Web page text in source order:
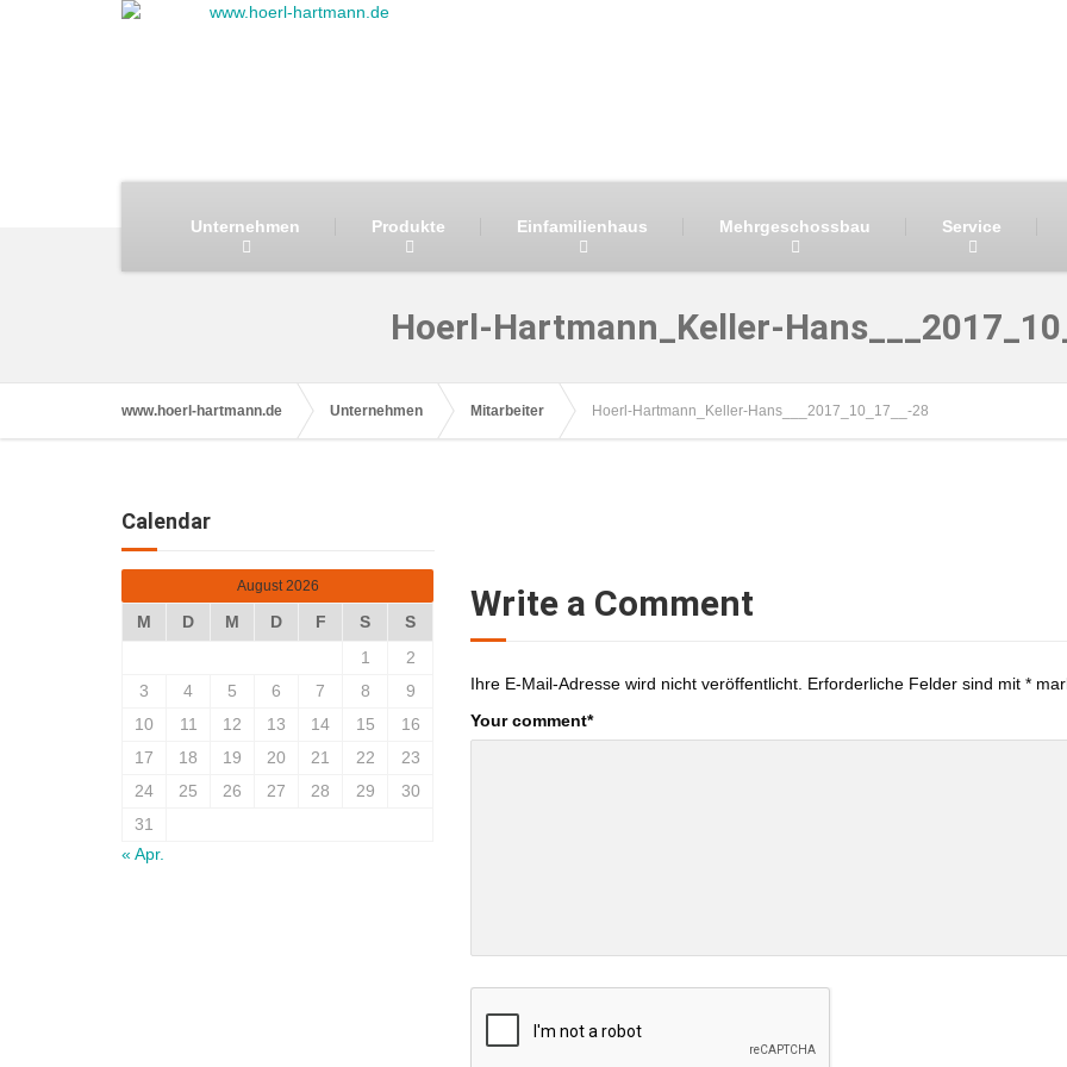
Unternehmen Produkte Einfamilienhaus Mehrgeschossbau Service
Hoerl-Hartmann_Keller-
www.hoerl-hartmann.de Unternehmen Mitarbeiter Hoerl-Hartmann_Keller-Hans___2017_10_17__-28
Write a Comment
Ihre E-Mail-Adresse wird nicht veröffentlicht. Erforderliche Felder sind mit *
Your comment*
Calendar
August 2026
M D M D F S
S
1
2
3
4 5 6 7 8
9
10
11 12 13 14 15
16
17
18 19 20 21 22
23
24
25 26 27 28 29
30
31
« Apr.